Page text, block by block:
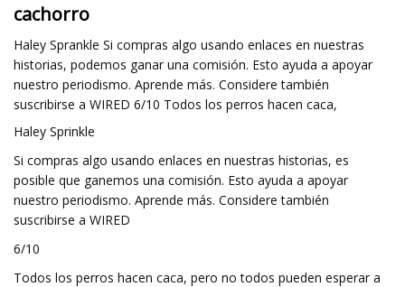
cachorro
Haley Sprankle Si compras algo usando enlaces en nuestras
historias, podemos ganar una comisión. Esto ayuda a apoyar
nuestro periodismo. Aprende más. Considere también
suscribirse a WIRED 6/10 Todos los perros hacen caca,
Haley Sprinkle
Si compras algo usando enlaces en nuestras historias, es
posible que ganemos una comisión. Esto ayuda a apoyar
nuestro periodismo. Aprende más. Considere también
suscribirse a WIRED
6/10
Todos los perros hacen caca, pero no todos pueden esperar a